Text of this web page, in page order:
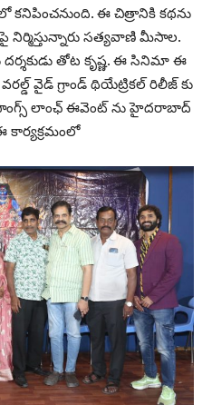
ఈ చిత్రానికి కథను
నిర్మిస్తున్నారు సత్యవాణి మీసాల.
దర్శకుడు తోట కృష్ణ. ఈ సినిమా ఈ
వైడ్ గ్రాండ్ థియేట్రికల్ రిలీజ్ కు
లాంఛ్ ఈవెంట్ ను హైదరాబాద్
కార్యక్రమంలో